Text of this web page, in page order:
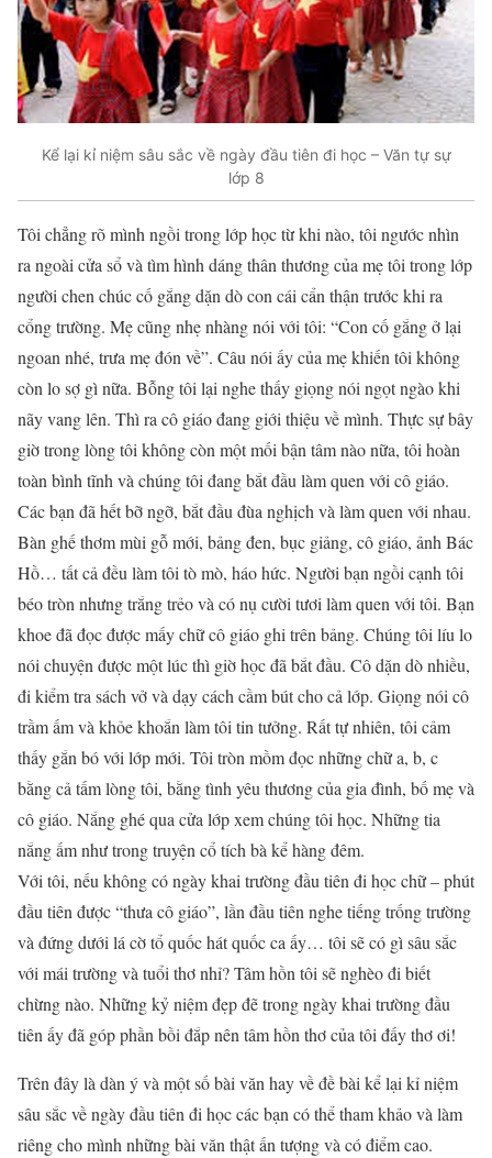
Kể lại kỉ niệm sâu sắc về ngày đầu tiên đi học – Văn tự sự
lớp 8
Tôi chẳng rõ mình ngồi trong lớp học từ khi nào, tôi ngước nhìn
ra ngoài cửa sổ và tìm hình dáng thân thương của mẹ tôi trong lớp
người chen chúc cố gắng dặn dò con cái cẩn thận trước khi ra
cổng trường. Mẹ cũng nhẹ nhàng nói với tôi: “Con cố gắng ở lại
ngoan nhé, trưa mẹ đón về”. Câu nói ấy của mẹ khiến tôi không
còn lo sợ gì nữa. Bỗng tôi lại nghe thấy giọng nói ngọt ngào khi
nãy vang lên. Thì ra cô giáo đang giới thiệu về mình. Thực sự bây
giờ trong lòng tôi không còn một mối bận tâm nào nữa, tôi hoàn
toàn bình tĩnh và chúng tôi đang bắt đầu làm quen với cô giáo.
Các bạn đã hết bỡ ngỡ, bắt đầu đùa nghịch và làm quen với nhau.
Bàn ghế thơm mùi gỗ mới, bảng đen, bục giảng, cô giáo, ảnh Bác
Hồ… tất cả đều làm tôi tò mò, háo hức. Người bạn ngồi cạnh tôi
béo tròn nhưng trắng trẻo và có nụ cười tươi làm quen với tôi. Bạn
khoe đã đọc được mấy chữ cô giáo ghi trên bảng. Chúng tôi líu lo
nói chuyện được một lúc thì giờ học đã bắt đầu. Cô dặn dò nhiều,
đi kiểm tra sách vở và dạy cách cầm bút cho cả lớp. Giọng nói cô
trầm ấm và khỏe khoắn làm tôi tin tưởng. Rất tự nhiên, tôi cảm
thấy gắn bó với lớp mới. Tôi tròn mồm đọc những chữ a, b, c
bằng cả tấm lòng tôi, bằng tình yêu thương của gia đình, bố mẹ và
cô giáo. Nắng ghé qua cửa lớp xem chúng tôi học. Những tia
nắng ấm như trong truyện cổ tích bà kể hàng đêm.
Với tôi, nếu không có ngày khai trường đầu tiên đi học chữ – phút
đầu tiên được “thưa cô giáo”, lần đầu tiên nghe tiếng trống trường
và đứng dưới lá cờ tổ quốc hát quốc ca ấy… tôi sẽ có gì sâu sắc
với mái trường và tuổi thơ nhỉ? Tâm hồn tôi sẽ nghèo đi biết
chừng nào. Những kỷ niệm đẹp đẽ trong ngày khai trường đầu
tiên ấy đã góp phần bồi đắp nên tâm hồn thơ của tôi đấy thơ ơi!
Trên đây là dàn ý và một số bài văn hay về đề bài kể lại kỉ niệm
sâu sắc về ngày đầu tiên đi học các bạn có thể tham khảo và làm
riêng cho mình những bài văn thật ấn tượng và có điểm cao.